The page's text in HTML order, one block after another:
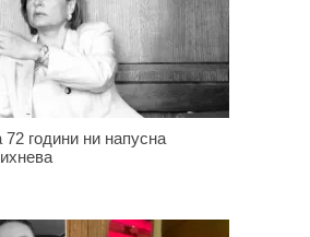
години ни напусна